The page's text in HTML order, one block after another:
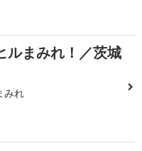
ルまみれ！／茨城
みれ